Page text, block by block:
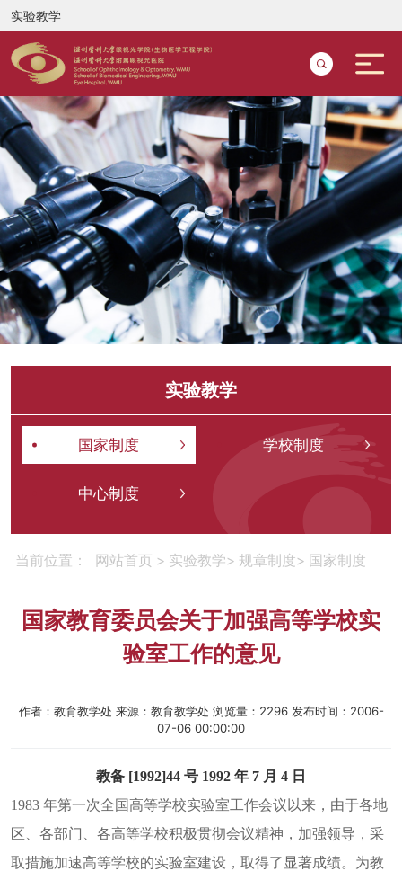
实验教学
实验教学
国家制度 学校制度
中心制度
当前位置： 网站首页 > 实验教学> 规章制度> 国家制度
国家教育委员会关于加强高等学校实
验室工作的意见
作者：教育教学处 来源：教育教学处 浏览量： 2296发布时间：2006-
07-06 00:00:00
教备 [1992]44 号 1992 年 7 月 4 日
1983 年第一次全国高等学校实验室工作会议以来，由于各地
区、各部门、各高等学校积极贯彻会议精神，加强领导，采
取措施加速高等学校的实验室建设，取得了显著成绩。为教